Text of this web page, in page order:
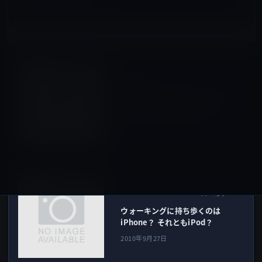
ウォーキングに持ち歩くのは
iPhone？ それともiPod？
2010年9月27日